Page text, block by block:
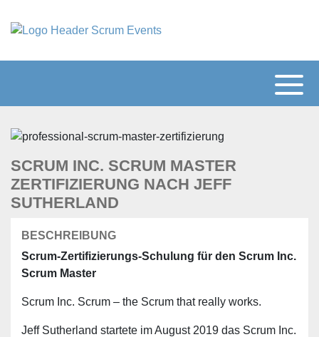
SCRUM INC. SCRUM MASTER
ZERTIFIZIERUNG NACH JEFF
SUTHERLAND
BESCHREIBUNG
Scrum-Zertifizierungs-Schulung für den Scrum Inc.
Scrum Master
Scrum Inc. Scrum – the Scrum that really works.
Jeff Sutherland startete im August 2019 das Scrum Inc.